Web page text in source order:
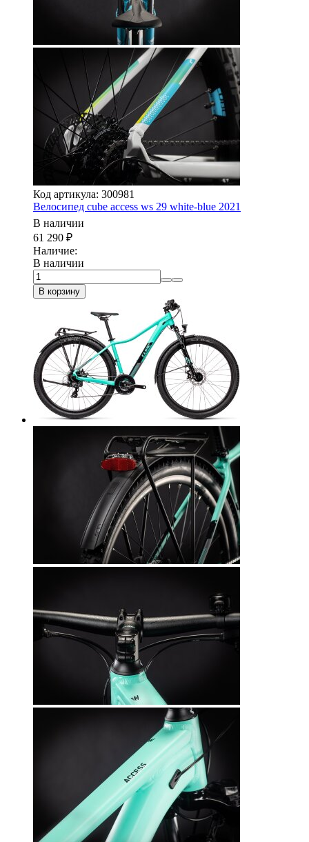
Код артикула: 300981
Велосипед cube access ws 29 white-blue 2021
В наличии
61 290 ₽
Наличие:
В наличии
В корзину